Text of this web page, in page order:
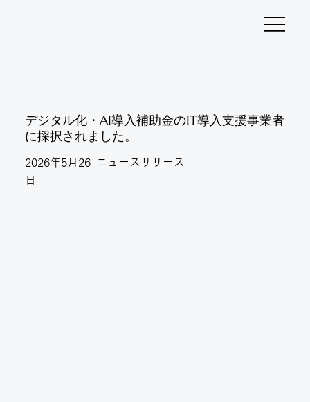
デジタル化・AI導入補助金のIT導入支援事業者
に採択されました。
2026年5月26
日
ニュースリリース